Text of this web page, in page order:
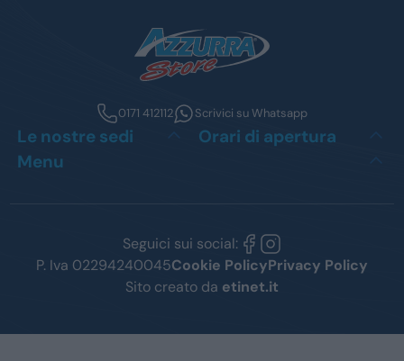
0171 412112 Scrivici su Whatsapp
Le nostre sedi
Orari di apertura
Menu
Seguici sui social:
P. Iva 02294240045Cookie PolicyPrivacy Policy
Sito creato da etinet.it